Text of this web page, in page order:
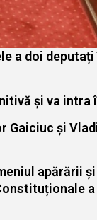
a doi
și va intra
și
apărării